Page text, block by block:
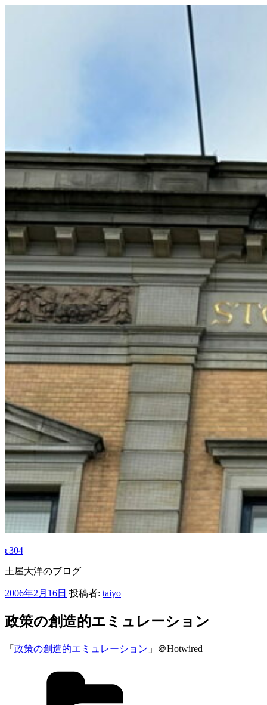
ε304
土屋大洋のブログ
投
日:
2006年2月16日 投稿者: taiyo
政策の創造的エミュレーション
「 政策の創造的エミュレーション 」＠Hotwired